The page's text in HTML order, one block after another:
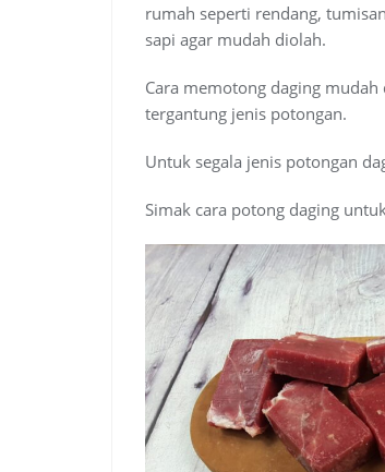
rumah seperti rendang,
sapi agar mudah diolah.
Cara memotong daging
tergantung jenis potongan.
Untuk segala jenis potongan
Simak cara potong daging